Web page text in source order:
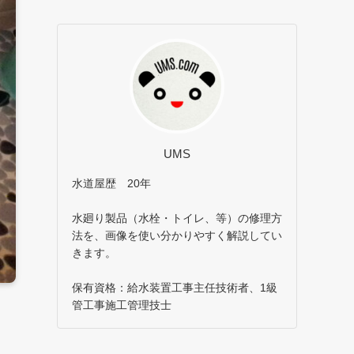
UMS
水道屋歴 20年
水廻り製品（水栓・トイレ、等）の修理方
法を、画像を使い分かりやすく解説してい
きます。
保有資格：給水装置工事主任技術者、1級
管工事施工管理技士